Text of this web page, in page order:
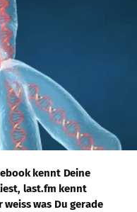
kennt Deine
last.fm kennt
was Du gerade